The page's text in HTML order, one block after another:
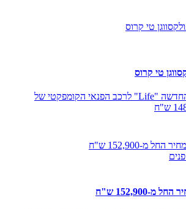
טי קרוס
רמת הגימור הבסיסית החדשה "Life" לרכב הפנאי הקומפקטי של